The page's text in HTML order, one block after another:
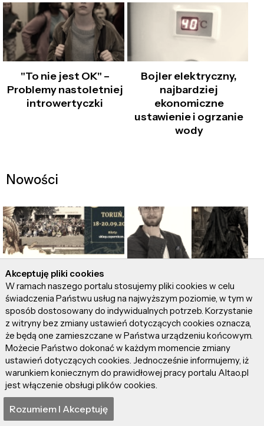
"To nie jest OK" –
Problemy nastoletniej
introwertyczki
Bojler elektryczny,
najbardziej
ekonomiczne
ustawienie i ogrzanie
wody
Nowości
Copernicon 2026 –
festiwal fantastyki,
popkultury i nauki w
sercu Torunia
opowiadanie z gatunku
western fantasy od
Radosława Gryczki
"James" – niewolnik,
Akceptuję pliki cookies
W ramach naszego portalu stosujemy pliki cookies w celu
świadczenia Państwu usług na najwyższym poziomie, w tym w
sposób dostosowany do indywidualnych potrzeb. Korzystanie
z witryny bez zmiany ustawień dotyczących cookies oznacza,
że będą one zamieszczane w Państwa urządzeniu końcowym.
Możecie Państwo dokonać w każdym momencie zmiany
ustawień dotyczących cookies. Jednocześnie informujemy, iż
warunkiem koniecznym do prawidłowej pracy portalu Altao.pl
jest włączenie obsługi plików cookies.
Rozumiem I Akceptuję